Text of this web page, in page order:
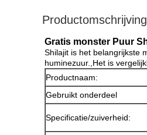
Productomschrijving
Gratis monster Puur
Shilajit is het belangrijkste
huminezuur.,Het is
Productnaam:
Gebruikt onderdeel
Specificatie/zuiverheid: